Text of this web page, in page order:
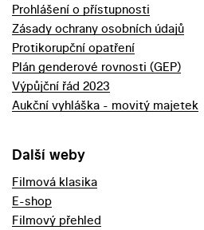
Prohlášení o přístupnosti
Zásady ochrany osobních údajů
Protikorupční opatření
Plán genderové rovnosti (GEP)
Výpůjční řád 2023
Aukční vyhláška - movitý majetek
Další weby
Filmová klasika
E-shop
Filmový přehled